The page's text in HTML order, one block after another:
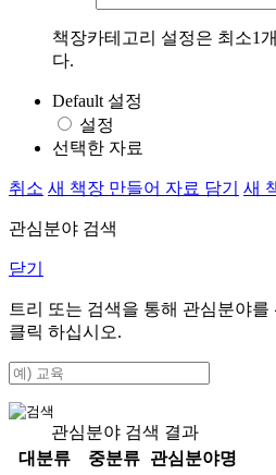
책장카테고리 설정은 최소1
다.
Default 설정
설정
선택한 자료
취소 새 책장 만들어 자료 담기 새
관심분야 검색
닫기
트리 또는 검색을 통해 관심분야를
클릭 하십시오.
관심분야 검색 결과
대분류
중분류
관심분야명